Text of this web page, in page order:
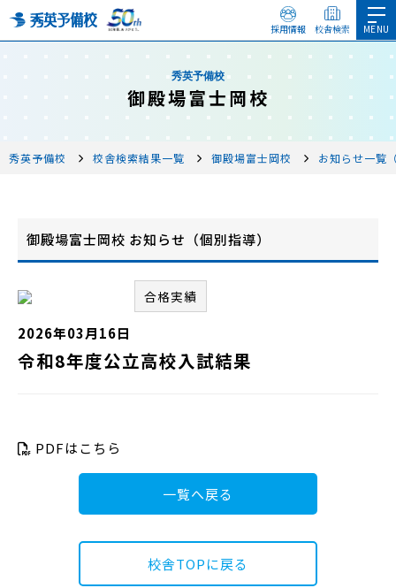
採用情報 校舎検索
秀英予備校
御殿場富士岡校
秀英予備校 校舎検索結果一覧 御殿場富士岡校 お知らせ一覧
御殿場富士岡校 お知らせ（個別指導）
合格実績
2026年03月16日
令和8年度公立高校入試結果
PDFはこちら
一覧へ戻る
校舎TOPに戻る